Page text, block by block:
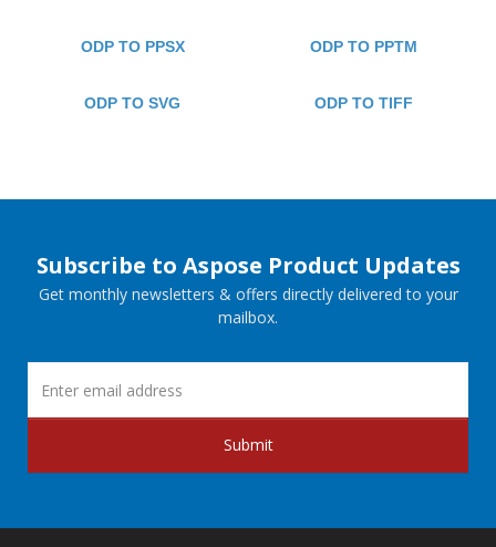
ODP TO PPSX ODP TO PPTM
ODP TO SVG ODP TO TIFF
Subscribe to Aspose Product Updates
Get monthly newsletters & offers directly delivered to your
mailbox.
Submit